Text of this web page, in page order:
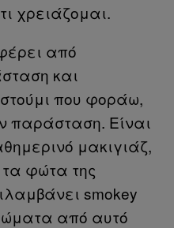
χρειάζομαι.
από
και
που φοράω,
παράσταση. Είναι
μακιγιάζ,
τα φώτα της
smokey
από αυτό